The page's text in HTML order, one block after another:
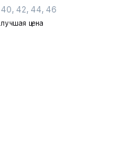
40, 42, 44, 46
лучшая цена